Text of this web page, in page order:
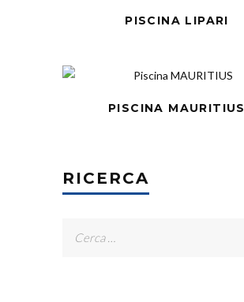
PISCINA LIPARI
PISCINA MAURITIUS
RICERCA